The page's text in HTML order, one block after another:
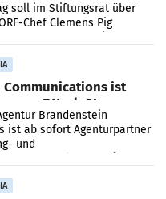
soll im Stiftungsrat über
Chef Clemens Pig
Communications ist
von OtterlyAI
Brandenstein
ist ab sofort Agenturpartner
und